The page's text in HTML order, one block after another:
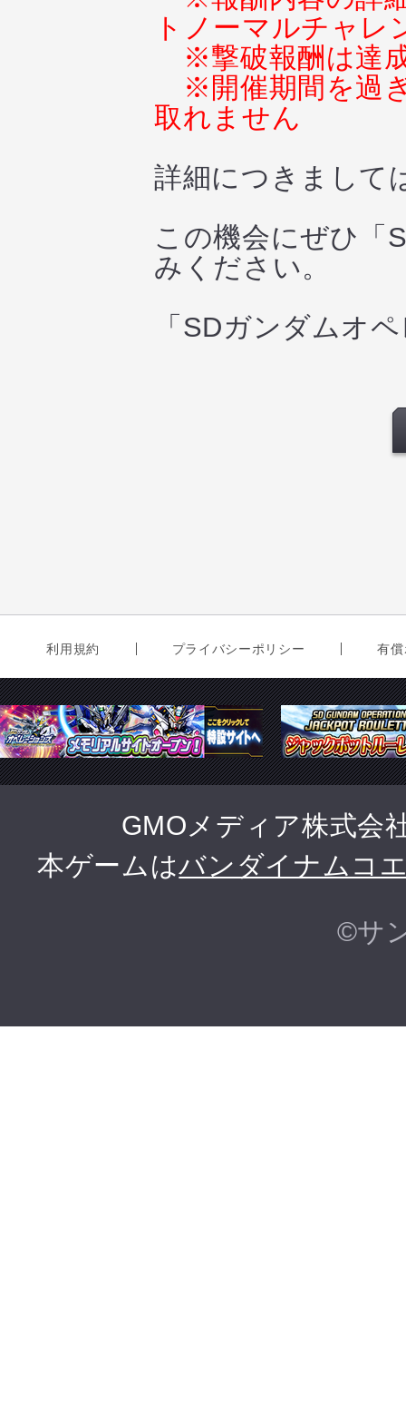
トノーマルチャ
※撃破報酬は達
※開催期間を過
取れません
詳細につきまして
この機会にぜひ「
みください。
「SDガンダムオ
利用規約 プライバシーポリシー 有
GMOメディア株式会
本ゲームはバンダイナムコ
©サ